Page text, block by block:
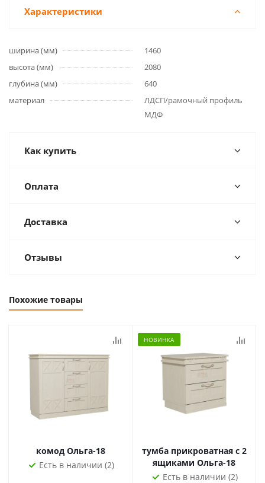
Характеристики
ширина (мм)
1460
высота (мм)
2080
глубина (мм)
640
материал
ЛДСП/рамочный профиль
МДФ
Как купить
Оплата
Доставка
Отзывы
Похожие товары
комод Ольга-18
Есть в наличии (2)
НОВИНКА
тумба прикроватная с 2
ящиками Ольга-18
Есть в наличии (2)